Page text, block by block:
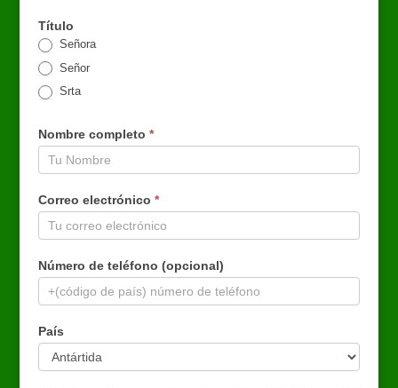
Título
Señora
Señor
Srta
Nombre completo *
Correo electrónico *
Número de teléfono (opcional)
País